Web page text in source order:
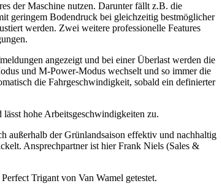
der Maschine nutzen. Darunter fällt z.B. die
geringem Bodendruck bei gleichzeitig bestmöglicher
werden. Zwei weitere professionelle Features
angezeigt und bei einer Überlast werden die
und M-Power-Modus wechselt und so immer die
die Fahrgeschwindigkeit, sobald ein definierter
hohe Arbeitsgeschwindigkeiten zu.
außerhalb der Grünlandsaison effektiv und nachhaltig
Ansprechpartner ist hier Frank Niels (Sales &
Trigant von Van Wamel getestet.